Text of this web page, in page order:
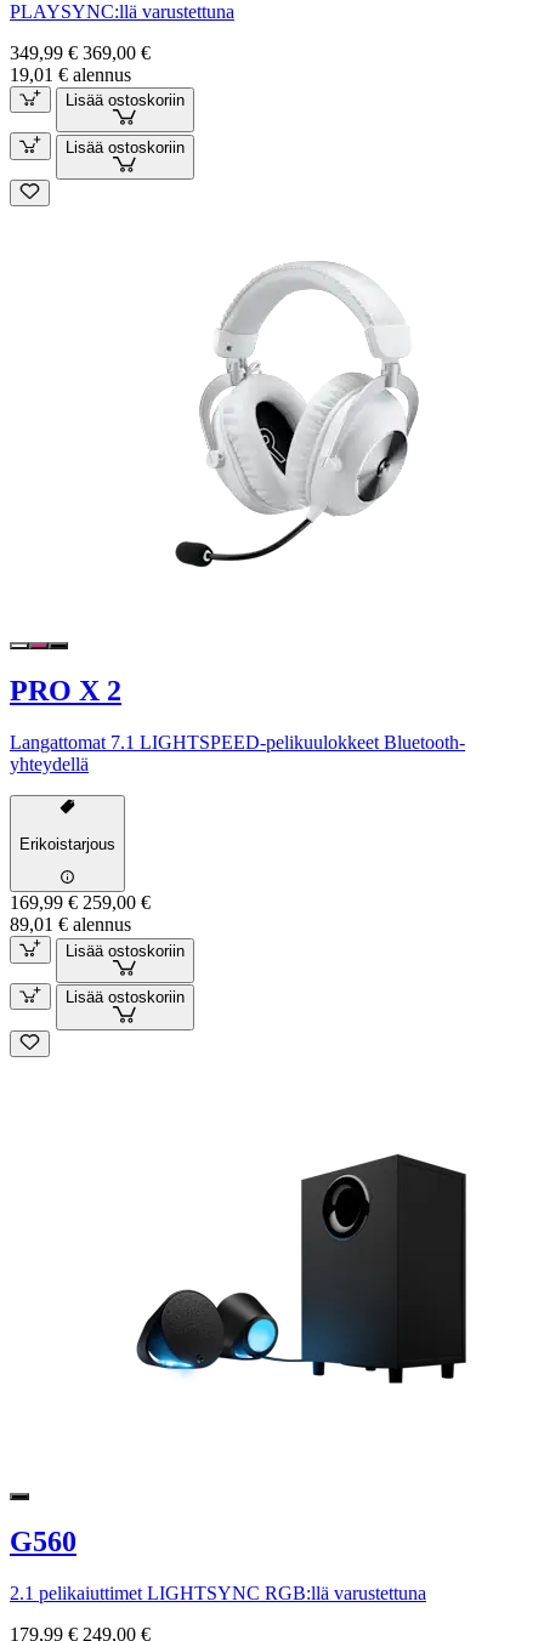
PLAYSYNC:llä varustettuna
349,99 € 369,00 €
19,01 € alennus
Lisää ostoskoriin
Lisää ostoskoriin
PRO X 2
Langattomat 7.1 LIGHTSPEED-pelikuulokkeet Bluetooth-
yhteydellä
Erikoistarjous
169,99 € 259,00 €
89,01 € alennus
Lisää ostoskoriin
Lisää ostoskoriin
G560
2.1 pelikaiuttimet LIGHTSYNC RGB:llä varustettuna
179,99 € 249,00 €